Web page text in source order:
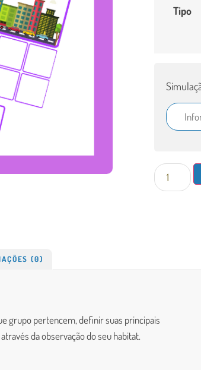
Tipo
(0)
grupo pertencem, definir suas principais
da observação do seu habitat.